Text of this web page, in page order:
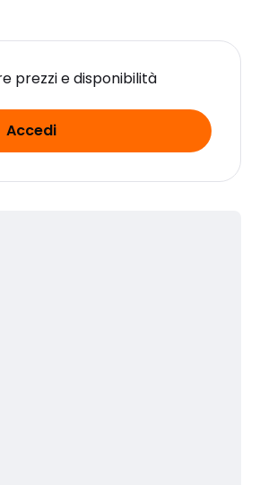
prezzi e disponibilità
Accedi